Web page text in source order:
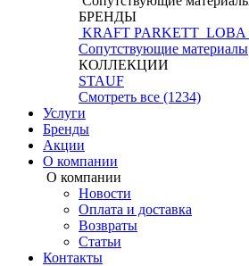
БРЕНДЫ
KRAFT PARKETT LOBA
Сопутствующие материалы
КОЛЛЕКЦИИ
STAUF
Смотреть все (1234)
Услуги
Бренды
Акции
О компании
О компании
Новости
Оплата и доставка
Возвраты
Статьи
Контакты